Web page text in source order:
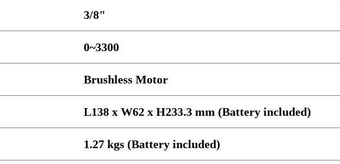
3/8"
0~3300
Brushless Motor
L138 x W62 x H233.3 mm (Battery included)
1.27 kgs (Battery included)